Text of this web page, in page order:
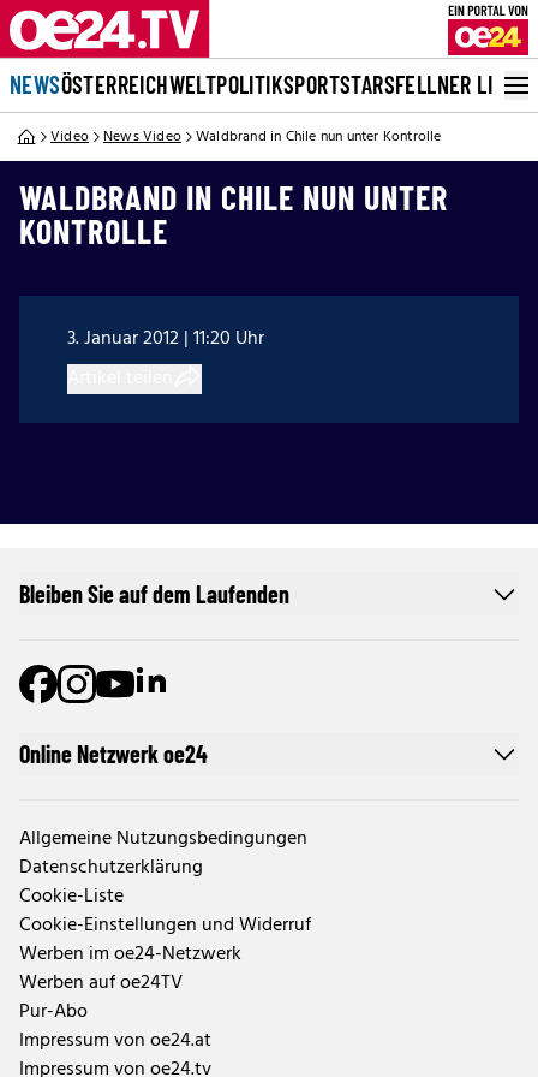
NEWSÖSTERREICHWELTPOLITIKSPORTSTARSFELLNER LIVE
Video News Video Waldbrand in Chile nun unter Kontrolle
WALDBRAND IN CHILE NUN UNTER
KONTROLLE
3. Januar 2012 | 11:20 Uhr
Online Netzwerk oe24
Allgemeine Nutzungsbedingungen
Datenschutzerklärung
Cookie-Liste
Cookie-Einstellungen und Widerruf
Werben im oe24-Netzwerk
Werben auf oe24TV
Pur-Abo
Impressum von oe24.at
Impressum von oe24.tv
Bleiben Sie auf dem Laufenden